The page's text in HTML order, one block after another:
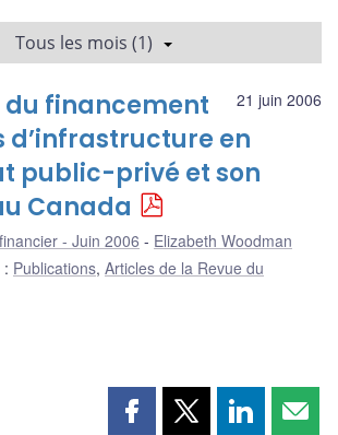
Tous les mois (1)
21 juin 2006
du financement
d’infrastructure en
public-privé et son
Canada
- Juin 2006
Elizabeth Woodman
: Publications, Articles de la Revue du
PartagerPartagerPartager